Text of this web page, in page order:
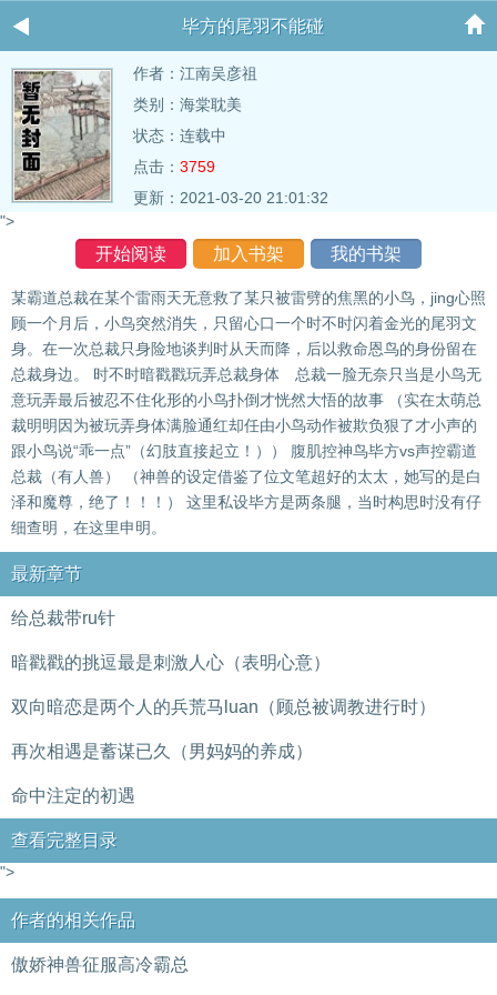
毕方的尾羽不能碰
作者： 江南吴彦祖
类别：海棠耽美
状态：连载中
点击： 3759
更新：2021-03-20 21:01:32
">
开始阅读 加入书架 我的书架
某霸道总裁在某个雷雨天无意救了某只被雷劈的焦黑的小鸟，jing心照
顾一个月后，小鸟突然消失，只留心口一个时不时闪着金光的尾羽文
身。在一次总裁只身险地谈判时从天而降，后以救命恩鸟的身份留在
总裁身边。 时不时暗戳戳玩弄总裁身体 总裁一脸无奈只当是小鸟无
意玩弄最后被忍不住化形的小鸟扑倒才恍然大悟的故事 （实在太萌总
裁明明因为被玩弄身体满脸通红却任由小鸟动作被欺负狠了才小声的
跟小鸟说“乖一点”（幻肢直接起立！）） 腹肌控神鸟毕方vs声控霸道
总裁（有人兽） （神兽的设定借鉴了位文笔超好的太太，她写的是白
泽和魔尊，绝了！！！） 这里私设毕方是两条腿，当时构思时没有仔
细查明，在这里申明。
最新章节
给总裁带ru针
暗戳戳的挑逗最是刺激人心（表明心意）
双向暗恋是两个人的兵荒马luan（顾总被调教进行时）
再次相遇是蓄谋已久（男妈妈的养成）
命中注定的初遇
查看完整目录
">
作者的相关作品
傲娇神兽征服高冷霸总